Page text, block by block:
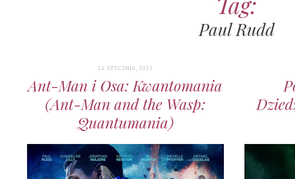
Paul Rudd
24 STYCZNIA, 2023
Ant-Man i Osa: Kwantomania
(Ant-Man and the Wasp:
Quantumania)